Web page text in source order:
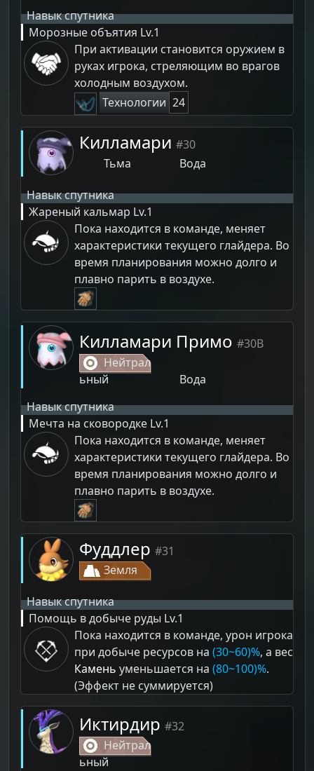
Навык спутника
Морозные объятия Lv.1
При активации становится оружием в
руках игрока, стреляющим во врагов
холодным воздухом.
Технологии 24
Килламари #30
Тьма
Вода
Навык спутника
Жареный кальмар Lv.1
Пока находится в команде, меняет
характеристики текущего глайдера. Во
время планирования можно долго и
плавно парить в воздухе.
Килламари Примо #30B
Нейтрал
ьный
Вода
Навык спутника
Мечта на сковородке Lv.1
Пока находится в команде, меняет
характеристики текущего глайдера. Во
время планирования можно долго и
плавно парить в воздухе.
Фуддлер #31
Земля
Навык спутника
Помощь в добыче руды Lv.1
Пока находится в команде, урон игрока
при добыче ресурсов на (30~60)%, а вес
Камень уменьшается на (80~100)%.
(Эффект не суммируется)
Иктирдир #32
Нейтрал
ьный